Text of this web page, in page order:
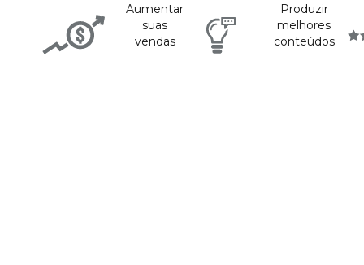
Aumentar
suas
vendas
Produzir
melhores
conteúdos